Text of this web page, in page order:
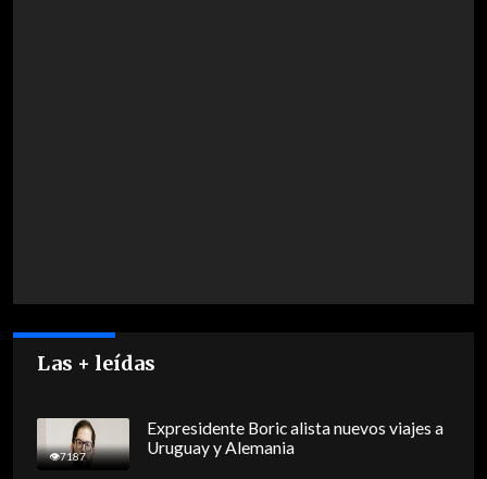
Las + leídas
7187
Expresidente Boric alista nuevos viajes a
Uruguay y Alemania